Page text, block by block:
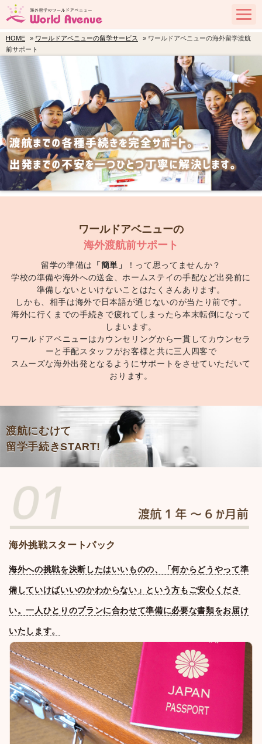
HOME » ワールドアベニューの留学サービス
» ワールドアベニューの海外留学渡航
前サポート
ワールドアベニューの
海外渡航前サポート
留学の準備は 「簡単」
！って思ってませんか？
学校の準備や海外への送金、ホームステイの手配など出発前に
準備しないといけないことはたくさんあります。
しかも、相手は海外で日本語が通じないのが当たり前です。
海外に行くまでの手続きで疲れてしまったら本末転倒になって
しまいます。
ワールドアベニューはカウンセリングから一貫してカウンセラ
ーと手配スタッフがお客様と共に三人四客で
スムーズな海外出発となるようにサポートをさせていただいて
おります。
渡航にむけて
留学手続きSTART!
海外挑戦スタートパック
海外への挑戦を決断したはいいものの、「何からどうやって準
備していけばいいのかわからない」という方もご安心くださ
い。一人ひとりのプランに合わせて準備に必要な書類をお届け
いたします。